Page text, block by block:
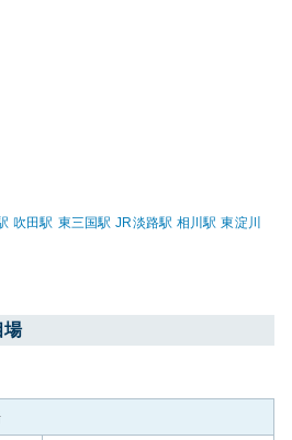
吹田駅 東三国駅 JR淡路駅 相川駅 東淀川
場